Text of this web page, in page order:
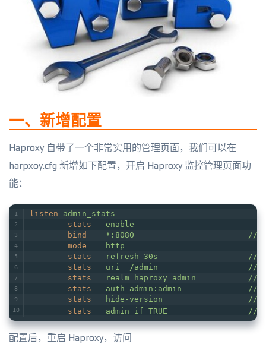
一、新增配置
Haproxy 自带了一个非常实用的管理页面，我们可以在
harpxoy.cfg 新增如下配置，开启 Haproxy 监控管理页面功
能：
listen
admin_stats
stats
enable
bind
*:8080                        //监听
mode
http
stats
refresh 30s                   //(可选)
stats
uri  /admin                   //访问
stats
realm haproxy_admin           //(可
stats
auth admin:admin              //(可选)
stats
hide-version                  //(可选)
stats
admin if TRUE                 //管理界
配置后，重启 Haproxy，访问